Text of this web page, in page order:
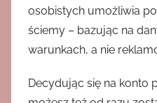
osobistych umożliwia
ściemy – bazując na
warunkach, a nie
Decydując się na konto